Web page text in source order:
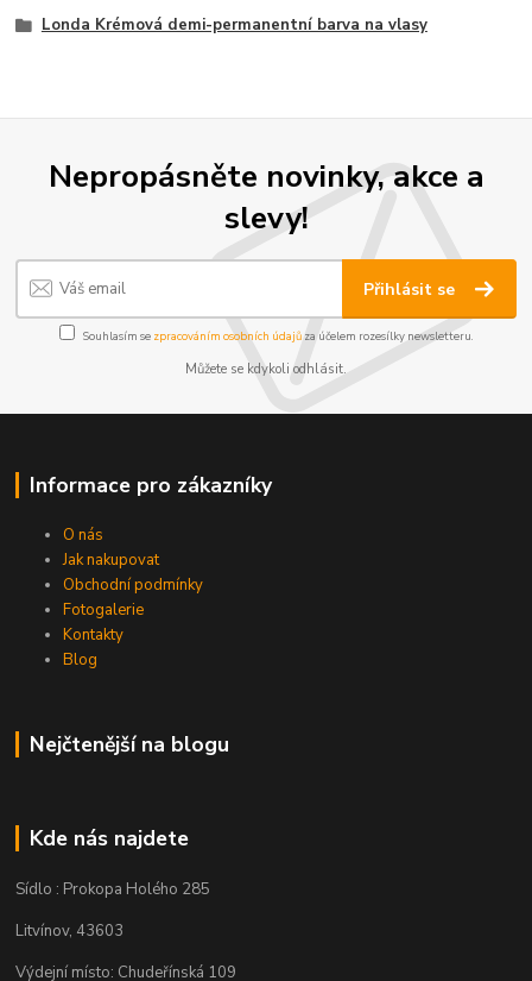
Londa Krémová demi-permanentní barva na vlasy
Nepropásněte novinky, akce a
slevy!
Přihlásit se
Souhlasím se zpracováním osobních údajůza účelem rozesílky newsletteru.
Můžete se kdykoli odhlásit.
Informace pro zákazníky
O nás
Jak nakupovat
Obchodní podmínky
Fotogalerie
Kontakty
Blog
Nejčtenější na blogu
Kde nás najdete
Sídlo : Prokopa Holého 285
Litvínov, 43603
Výdejní místo: Chudeřínská 109